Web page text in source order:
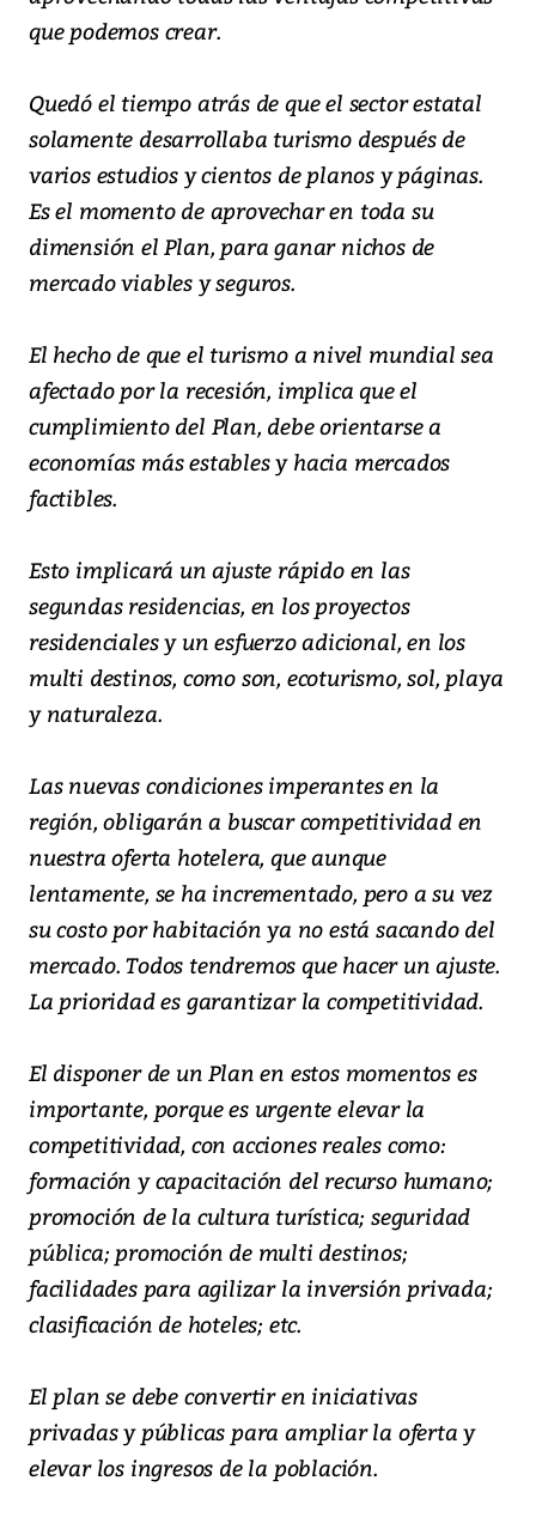
que podemos crear.
Quedó el tiempo atrás de que el sector estatal
solamente desarrollaba turismo después de
varios estudios y cientos de planos y páginas.
Es el momento de aprovechar en toda su
dimensión el Plan, para ganar nichos de
mercado viables y seguros.
El hecho de que el turismo a nivel mundial sea
afectado por la recesión, implica que el
cumplimiento del Plan, debe orientarse a
economías más estables y hacia mercados
factibles.
Esto implicará un ajuste rápido en las
segundas residencias, en los proyectos
residenciales y un esfuerzo adicional, en los
multi destinos, como son, ecoturismo, sol, playa
y naturaleza.
Las nuevas condiciones imperantes en la
región, obligarán a buscar competitividad en
nuestra oferta hotelera, que aunque
lentamente, se ha incrementado, pero a su vez
su costo por habitación ya no está sacando del
mercado. Todos tendremos que hacer un ajuste.
La prioridad es garantizar la competitividad.
El disponer de un Plan en estos momentos es
importante, porque es urgente elevar la
competitividad, con acciones reales como:
formación y capacitación del recurso humano;
promoción de la cultura turística; seguridad
pública; promoción de multi destinos;
facilidades para agilizar la inversión privada;
clasificación de hoteles; etc.
El plan se debe convertir en iniciativas
privadas y públicas para ampliar la oferta y
elevar los ingresos de la población.